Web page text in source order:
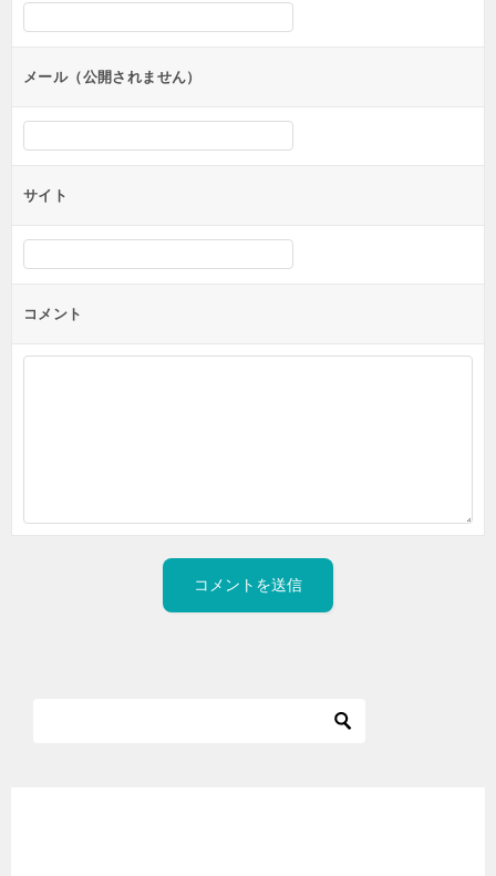
メール（公開されません）
サイト
コメント